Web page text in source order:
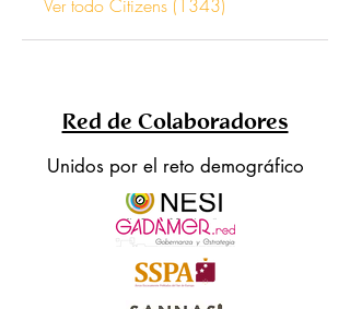
Ver todo Citizens (1343)
Red de Colaboradores
Unidos por el reto demográfico